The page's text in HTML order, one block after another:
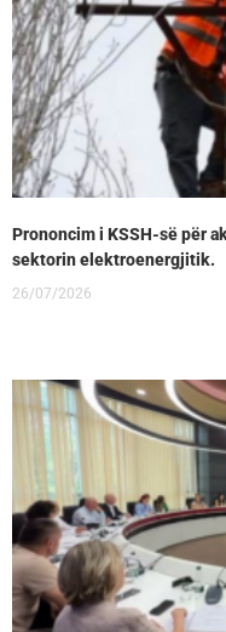
Prononcim i KSSH-së për
sektorin elektroenergjitik.
26/07/2026